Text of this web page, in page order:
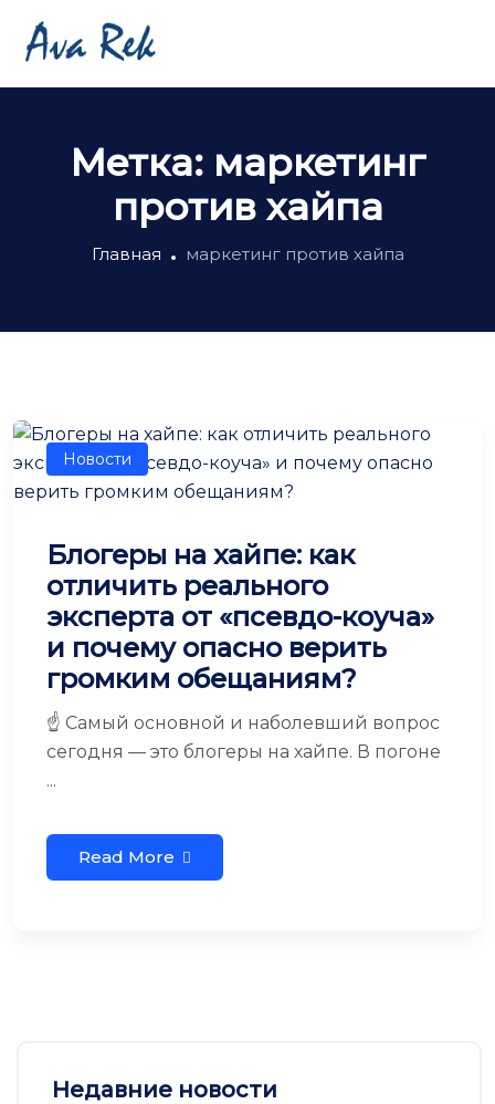
Метка: маркетинг
против хайпа
Главная маркетинг против хайпа
Новости
Блогеры на хайпе: как
отличить реального
эксперта от «псевдо-коуча»
и почему опасно верить
громким обещаниям?
☝️ Самый основной и наболевший вопрос
сегодня — это блогеры на хайпе. В погоне
...
Read More
Недавние новости